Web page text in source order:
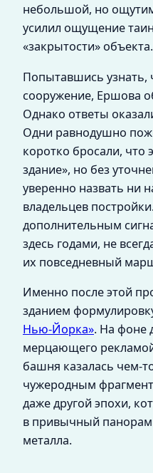
небольшой, но
усилил ощущение
«закрытости» объекта.
Попытавшись узнать,
сооружение, Ершова
Однако ответы
Одни равнодушно
коротко бросали, что
здание», но без
уверенно назвать ни
владельцев
дополнительным
здесь годами, не
их повседневный
Именно после этой
зданием
Нью-Йорка». На фоне
мерцающего
башня казалась чем-
чужеродным
даже другой эпохи,
в привычный
металла.